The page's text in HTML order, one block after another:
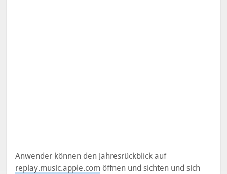
Anwender können den Jahresrückblick auf
replay.music.apple.com öffnen und sichten und sich